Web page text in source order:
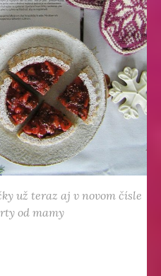
už teraz aj v novom čísle
od mamy